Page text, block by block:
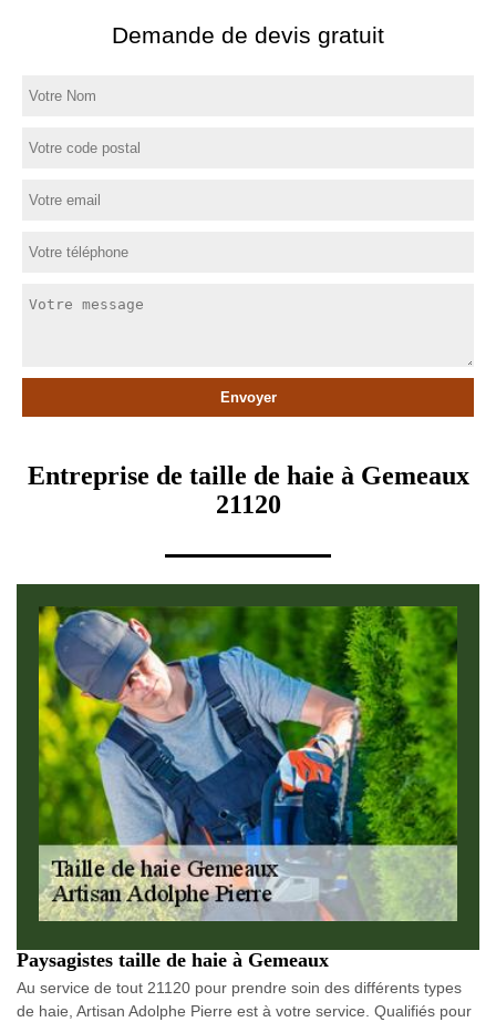
Demande de devis gratuit
Entreprise de taille de haie à Gemeaux
21120
Paysagistes taille de haie à Gemeaux
Au service de tout 21120 pour prendre soin des différents types
de haie, Artisan Adolphe Pierre est à votre service. Qualifiés pour